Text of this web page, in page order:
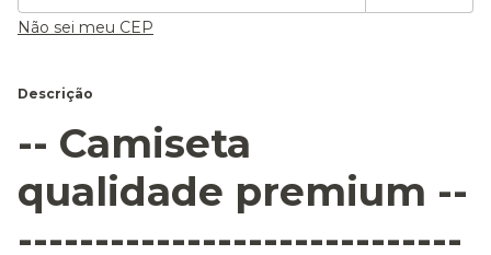
Não sei meu CEP
Descrição
-- Camiseta
qualidade premium --
-----------------------------